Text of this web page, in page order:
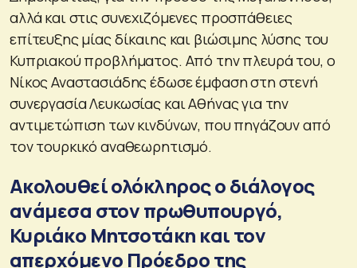
αλλά και στις συνεχιζόμενες προσπάθειες
επίτευξης μίας δίκαιης και βιώσιμης λύσης του
Κυπριακού προβλήματος. Από την πλευρά του, ο
Νίκος Αναστασιάδης έδωσε έμφαση στη στενή
συνεργασία Λευκωσίας και Αθήνας για την
αντιμετώπιση των κινδύνων, που πηγάζουν από
τον τουρκικό αναθεωρητισμό.
Ακολουθεί ολόκληρος ο διάλογος
ανάμεσα στον πρωθυπουργό,
Κυριάκο Μητσοτάκη και τον
απερχόμενο Πρόεδρο της